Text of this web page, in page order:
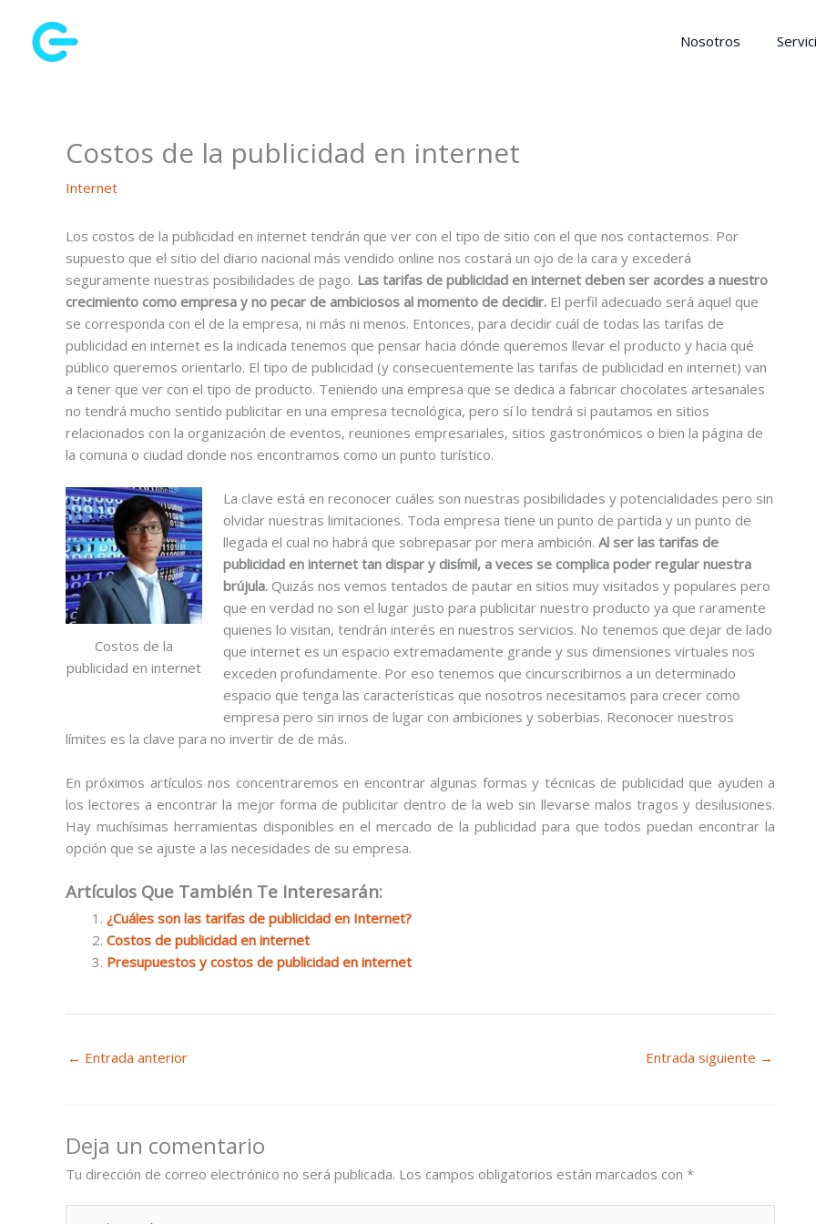
contenido
Nosotros
Costos de la publicidad en internet
Internet
Los costos de la publicidad en internet tendrán que ver con el tipo de sitio con el que nos contactemos. Por
supuesto que el sitio del diario nacional más vendido online nos costará un ojo de la cara y excederá
seguramente nuestras posibilidades de pago. Las tarifas de publicidad en internet deben ser acordes a nuestro
crecimiento como empresa y no pecar de ambiciosos al momento de decidir. El perfil adecuado será aquel que
se corresponda con el de la empresa, ni más ni menos. Entonces, para decidir cuál de todas las tarifas de
publicidad en internet es la indicada tenemos que pensar hacia dónde queremos llevar el producto y hacia qué
público queremos orientarlo. El tipo de publicidad (y consecuentemente las tarifas de publicidad en internet) van
a tener que ver con el tipo de producto. Teniendo una empresa que se dedica a fabricar chocolates artesanales
no tendrá mucho sentido publicitar en una empresa tecnológica, pero sí lo tendrá si pautamos en sitios
relacionados con la organización de eventos, reuniones empresariales, sitios gastronómicos o bien la página de
la comuna o ciudad donde nos encontramos como un punto turístico.
Costos de la
publicidad en internet
La clave está en reconocer cuáles son nuestras posibilidades y potencialidades pero sin
olvidar nuestras limitaciones. Toda empresa tiene un punto de partida y un punto de
llegada el cual no habrá que sobrepasar por mera ambición. Al ser las tarifas de
publicidad en internet tan dispar y disímil, a veces se complica poder regular nuestra
brújula.Quizás nos vemos tentados de pautar en sitios muy visitados y populares pero
que en verdad no son el lugar justo para publicitar nuestro producto ya que raramente
quienes lo visitan, tendrán interés en nuestros servicios. No tenemos que dejar de lado
que internet es un espacio extremadamente grande y sus dimensiones virtuales nos
exceden profundamente. Por eso tenemos que cincurscribirnos a un determinado
espacio que tenga las características que nosotros necesitamos para crecer como
empresa pero sin irnos de lugar con ambiciones y soberbias. Reconocer nuestros
límites es la clave para no invertir de de más.
En próximos artículos nos concentraremos en encontrar algunas formas y técnicas de publicidad que ayuden a
los lectores a encontrar la mejor forma de publicitar dentro de la web sin llevarse malos tragos y desilusiones.
Hay muchísimas herramientas disponibles en el mercado de la publicidad para que todos puedan encontrar la
opción que se ajuste a las necesidades de su empresa.
Artículos Que También Te Interesarán:
¿Cuáles son las tarifas de publicidad en Internet?
Costos de publicidad en internet
Presupuestos y costos de publicidad en internet
← Entrada anterior Entrada siguiente →
Deja un comentario
Tu dirección de correo electrónico no será publicada. Los campos obligatorios están marcados con *